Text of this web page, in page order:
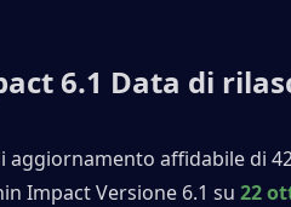
6.1 Data di
aggiornamento affidabile di
Impact Versione 6.1 su 22